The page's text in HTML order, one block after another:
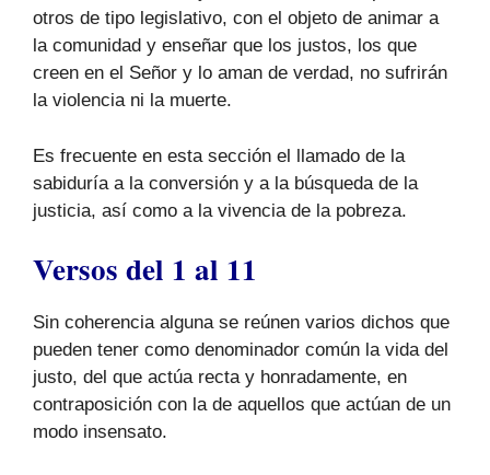
otros de tipo legislativo, con el objeto de animar a
la comunidad y enseñar que los justos, los que
creen en el Señor y lo aman de verdad, no sufrirán
la violencia ni la muerte.
Es frecuente en esta sección el llamado de la
sabiduría a la conversión y a la búsqueda de la
justicia, así como a la vivencia de la pobreza.
Versos del 1 al 11
Sin coherencia alguna se reúnen varios dichos que
pueden tener como denominador común la vida del
justo, del que actúa recta y honradamente, en
contraposición con la de aquellos que actúan de un
modo insensato.